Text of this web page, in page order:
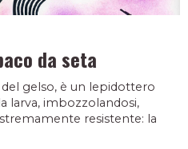
da seta
gelso, è un lepidottero
larva, imbozzolandosi,
resistente: la